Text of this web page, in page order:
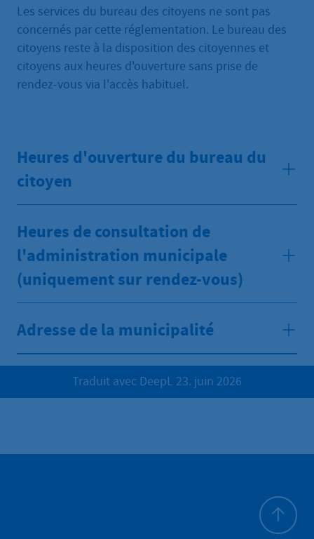
Les services du bureau des citoyens ne sont pas
concernés par cette réglementation. Le bureau des
citoyens reste à la disposition des citoyennes et
citoyens aux heures d'ouverture sans prise de
rendez-vous via l'accès habituel.
Heures d'ouverture du bureau du
citoyen
Heures de consultation de
l'administration municipale
(uniquement sur rendez-vous)
Adresse de la municipalité
Traduit avec DeepL 23. juin 2026